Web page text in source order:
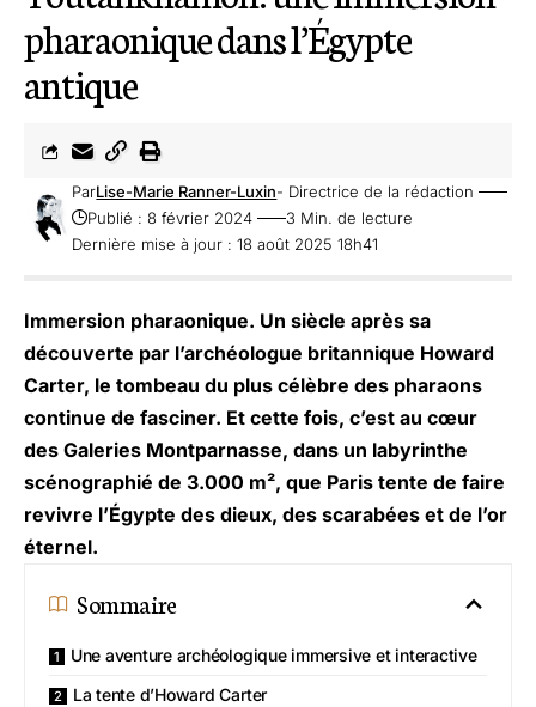
pharaonique dans l’Égypte
antique
Dernière mise à jour : 18 août 2025 18h41
ParLise-Marie Ranner-Luxin- Directrice de la rédaction
Publié : 8 février 2024
3 Min. de lecture
Immersion pharaonique. Un siècle après sa
découverte par l’archéologue britannique Howard
Carter, le tombeau du plus célèbre des pharaons
continue de fasciner. Et cette fois, c’est au cœur
des Galeries Montparnasse, dans un labyrinthe
scénographié de 3.000 m², que Paris tente de faire
revivre l’Égypte des dieux, des scarabées et de l’or
éternel.
Sommaire
Une aventure archéologique immersive et interactive
La tente d’Howard Carter